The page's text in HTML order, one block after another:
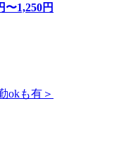
〜1,250円
okも有＞